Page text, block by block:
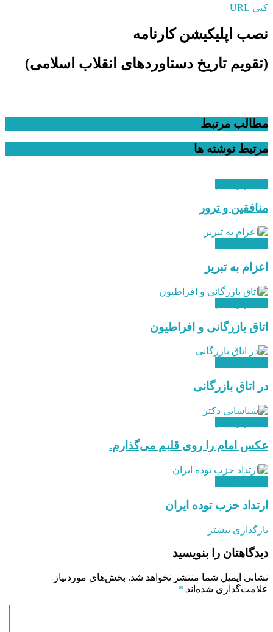
کپی URL
نصب اپلیکیشن کارنامه
(تقویم تاریخ دستاوردهای انقلاب اسلامی​)
مطالب مرتبط
مرتبط نوشته ها
منافقین و ترور
اعزام به تبریز
اتاق بازرگانی و افراطیون
در اتاق بازرگانی
عکس امام را روی قلبم می‌گذارم.
ارتداد حزب توده ایران
بارگذاری بیشتر
دیدگاهتان را بنویسید
نشانی ایمیل شما منتشر نخواهد شد. بخش‌های موردنیاز
علامت‌گذاری شده‌اند *